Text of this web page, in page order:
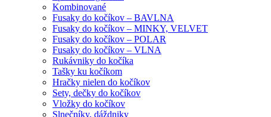
Kombinované
Fusaky do kočíkov – BAVLNA
Fusaky do kočíkov – MINKY, VELVET
Fusaky do kočíkov – POLAR
Fusaky do kočíkov – VLNA
Rukávniky do kočíka
Tašky ku kočíkom
Hračky nielen do kočíkov
Sety, dečky do kočíkov
Vložky do kočíkov
Slnečníky, dáždniky